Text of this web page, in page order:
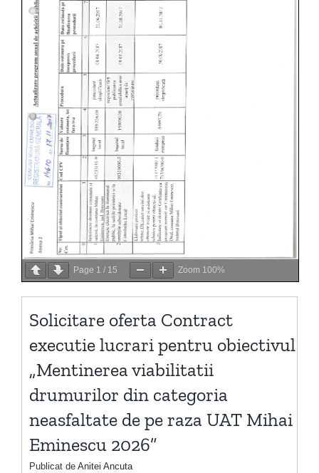
Page 1 / 15 Zoom 100%
Solicitare oferta Contract
executie lucrari pentru obiectivul
„Mentinerea viabilitatii
drumurilor din categoria
neasfaltate de pe raza UAT Mihai
Eminescu 2026”
Publicat de Anitei Ancuta